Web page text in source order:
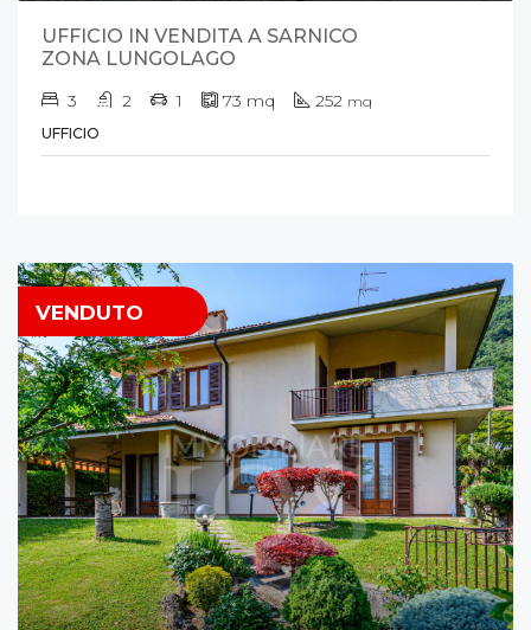
UFFICIO IN VENDITA A SARNICO
ZONA LUNGOLAGO
3 2 1 73 mq 252 mq
UFFICIO
VENDUTO